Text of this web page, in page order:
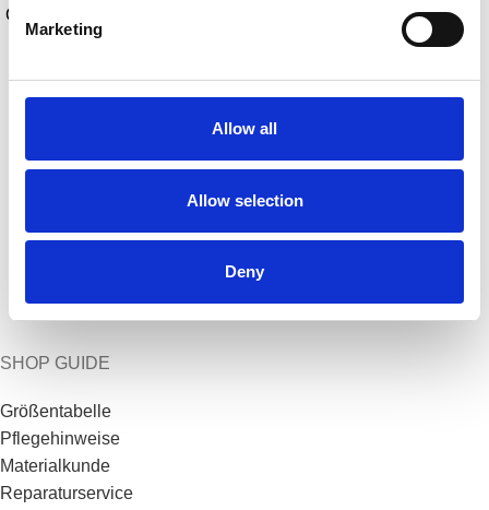
Marketing
Allow all
Allow selection
Deny
OPTION AUSWÄHLEN
SHOP GUIDE
Größentabelle
Pflegehinweise
Materialkunde
Reparaturservice